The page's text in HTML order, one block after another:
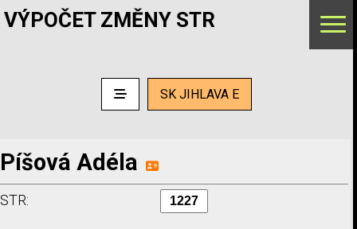
VÝPOČET ZMĚNY STR
SK JIHLAVA E
Píšová Adéla
STR: